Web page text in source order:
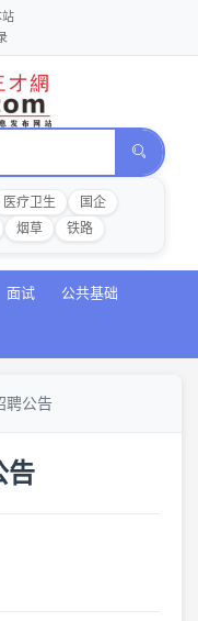
站
医疗卫生
国企
烟草 铁路
面试 公共基础
聘公告
告